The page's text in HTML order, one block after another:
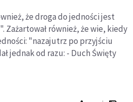
że droga do jedności jest
Zażartował również, że wie, kiedy
"nazajutrz po przyjściu
jednak od razu: - Duch Święty